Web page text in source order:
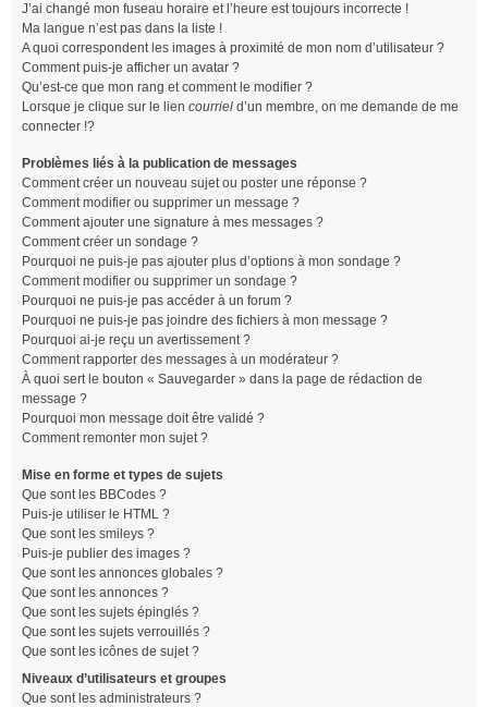
J’ai changé mon fuseau horaire et l’heure est toujours incorrecte !
Ma langue n’est pas dans la liste !
A quoi correspondent les images à proximité de mon nom d’utilisateur ?
Comment puis-je afficher un avatar ?
Qu’est-ce que mon rang et comment le modifier ?
Lorsque je clique sur le lien courriel d’un membre, on me demande de me
connecter !?
Problèmes liés à la publication de messages
Comment créer un nouveau sujet ou poster une réponse ?
Comment modifier ou supprimer un message ?
Comment ajouter une signature à mes messages ?
Comment créer un sondage ?
Pourquoi ne puis-je pas ajouter plus d’options à mon sondage ?
Comment modifier ou supprimer un sondage ?
Pourquoi ne puis-je pas accéder à un forum ?
Pourquoi ne puis-je pas joindre des fichiers à mon message ?
Pourquoi ai-je reçu un avertissement ?
Comment rapporter des messages à un modérateur ?
À quoi sert le bouton « Sauvegarder » dans la page de rédaction de
message ?
Pourquoi mon message doit être validé ?
Comment remonter mon sujet ?
Mise en forme et types de sujets
Que sont les BBCodes ?
Puis-je utiliser le HTML ?
Que sont les smileys ?
Puis-je publier des images ?
Que sont les annonces globales ?
Que sont les annonces ?
Que sont les sujets épinglés ?
Que sont les sujets verrouillés ?
Que sont les icônes de sujet ?
Niveaux d’utilisateurs et groupes
Que sont les administrateurs ?